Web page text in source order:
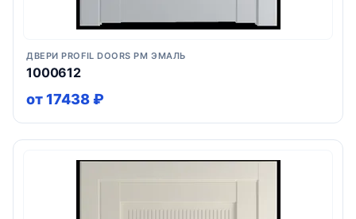
ДВЕРИ PROFIL DOORS PM ЭМАЛЬ
1000612
от 17438 ₽